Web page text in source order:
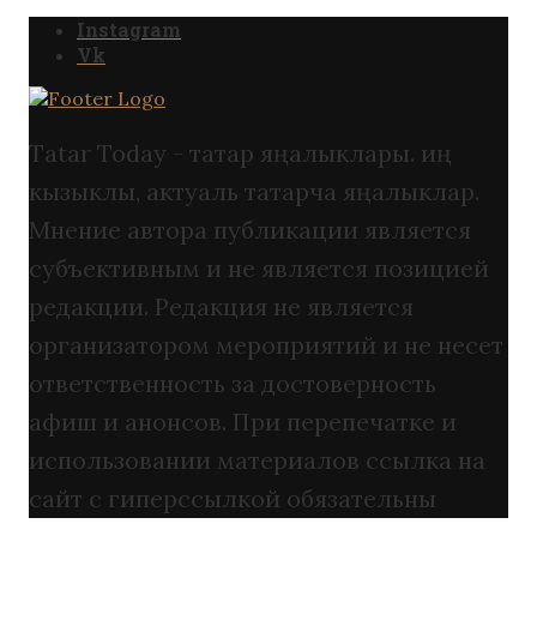
Instagram
Vk
Tatar Today - татар яңалыклары. иң
кызыклы, актуаль татарча яңалыклар.
Мнение автора публикации является
субъективным и не является позицией
редакции. Редакция не является
организатором мероприятий и не несет
ответственность за достоверность
афиш и анонсов. При перепечатке и
использовании материалов ссылка на
сайт с гиперссылкой обязательны